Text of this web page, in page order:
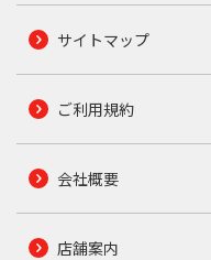
サイトマップ
ご利用規約
会社概要
店舗案内